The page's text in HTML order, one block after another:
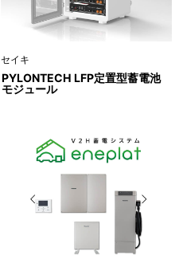
セイキ
PYLONTECH LFP定置型蓄電池
モジュール